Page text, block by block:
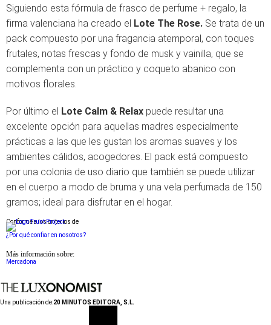
Siguiendo esta fórmula de frasco de perfume + regalo, la
firma valenciana ha creado el Lote The Rose. Se trata de un
pack compuesto por una fragancia atemporal, con toques
frutales, notas frescas y fondo de musk y vainilla, que se
complementa con un práctico y coqueto abanico con
motivos florales.
Por último el Lote Calm & Relax puede resultar una
excelente opción para aquellas madres especialmente
prácticas a las que les gustan los aromas suaves y los
ambientes cálidos, acogedores. El pack está compuesto
por una colonia de uso diario que también se puede utilizar
en el cuerpo a modo de bruma y una vela perfumada de 150
gramos; ideal para disfrutar en el hogar.
Conforme a los criterios de
¿Por qué confiar en nosotros?
Más información sobre:
Mercadona
Una publicación de:20 MINUTOS EDITORA, S.L.